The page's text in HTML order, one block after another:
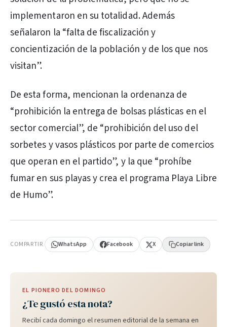
implementaron en su totalidad. Además
señalaron la “falta de fiscalización y
concientización de la población y de los que nos
visitan”.
De esta forma, mencionan la ordenanza de
“prohibición la entrega de bolsas plásticas en el
sector comercial”, de “prohibición del uso del
sorbetes y vasos plásticos por parte de comercios
que operan en el partido”, y la que “prohíbe
fumar en sus playas y crea el programa Playa Libre
de Humo”.
COMPARTIR WhatsApp Facebook X Copiar link
EL PIONERO DEL DOMINGO
¿Te gustó esta nota?
Recibí cada domingo el resumen editorial de la semana en